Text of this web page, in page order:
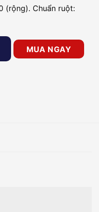
(rộng). Chuẩn ruột:
phố PHGLOCK KR8161 số
MUA NGAY